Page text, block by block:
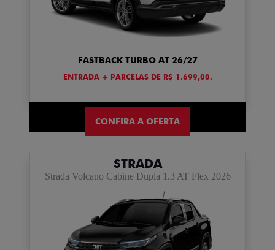
FASTBACK TURBO AT 26/27
ENTRADA + PARCELAS DE R$ 1.699,00.
CONFIRA A OFERTA
STRADA
Strada Volcano Cabine Dupla 1.3 AT Flex 2026